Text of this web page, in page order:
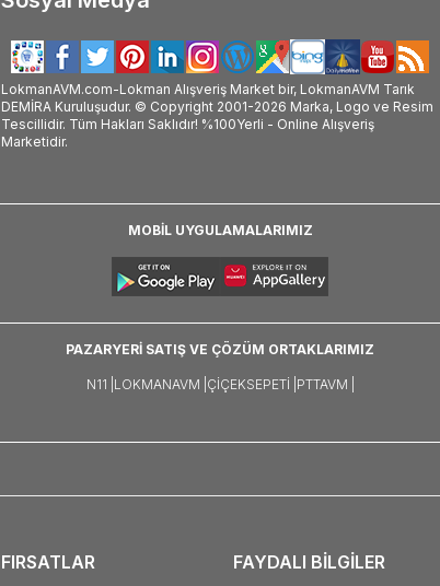
LokmanAVM.com-Lokman Alışveriş Market bir, LokmanAVM Tarık
DEMİRA Kuruluşudur. © Copyright 2001-2026 Marka, Logo ve Resim
Tescillidir. Tüm Hakları Saklıdır! %100Yerli - Online Alışveriş
Marketidir.
MOBİL UYGULAMALARIMIZ
PAZARYERİ SATIŞ VE ÇÖZÜM ORTAKLARIMIZ
N11 | LOKMANAVM | ÇIÇEKSEPETI | PTTAVM |
FIRSATLAR FAYDALI BİLGİLER